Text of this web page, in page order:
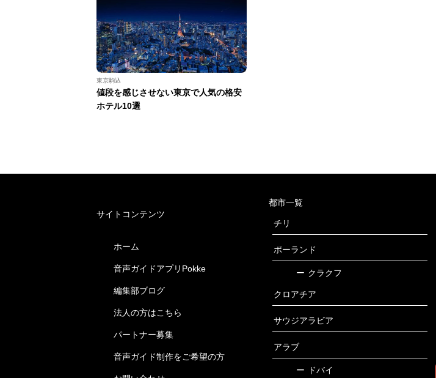
東京駒込
値段を感じさせない東京で人気の格安
ホテル10選
サイトコンテンツ
ホーム
音声ガイドアプリPokke
編集部ブログ
法人の方はこちら
パートナー募集
音声ガイド制作をご希望の方
都市一覧
チリ
ポーランド
ー クラクフ
クロアチア
サウジアラビア
アラブ
ー ドバイ